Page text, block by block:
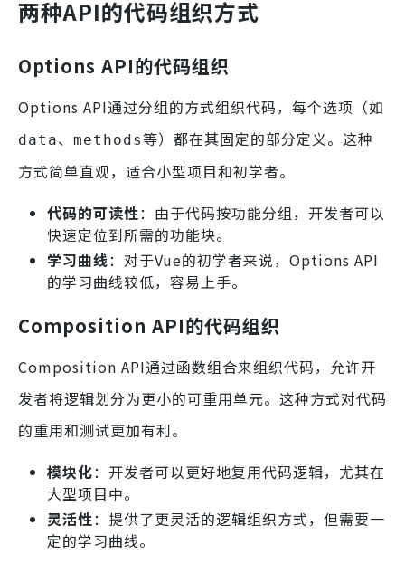
两种API的代码组织方式
Options API的代码组织
Options API通过分组的方式组织代码，每个选项（如
data、 methods等）都在其固定的部分定义。这种
方式简单直观，适合小型项目和初学者。
代码的可读性：由于代码按功能分组，开发者可以
快速定位到所需的功能块。
学习曲线：对于Vue的初学者来说，Options API
的学习曲线较低，容易上手。
Composition API的代码组织
Composition API通过函数组合来组织代码，允许开
发者将逻辑划分为更小的可重用单元。这种方式对代码
的重用和测试更加有利。
模块化：开发者可以更好地复用代码逻辑，尤其在
大型项目中。
灵活性：提供了更灵活的逻辑组织方式，但需要一
定的学习曲线。